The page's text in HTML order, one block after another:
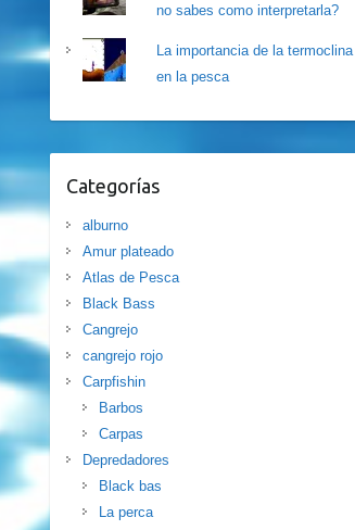
no sabes como interpretarla?
La importancia de la termoclina
en la pesca
Categorías
alburno
Amur plateado
Atlas de Pesca
Black Bass
Cangrejo
cangrejo rojo
Carpfishin
Barbos
Carpas
Depredadores
Black bas
La perca